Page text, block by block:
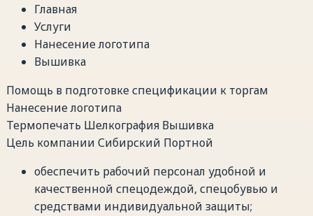
Главная
Услуги
Нанесение логотипа
Вышивка
Помощь в подготовке спецификации к торгам
Нанесение логотипа
Термопечать Шелкография Вышивка
Цель компании Сибирский Портной
обеспечить рабочий персонал удобной и
качественной спецодеждой, спецобувью и
средствами индивидуальной защиты;